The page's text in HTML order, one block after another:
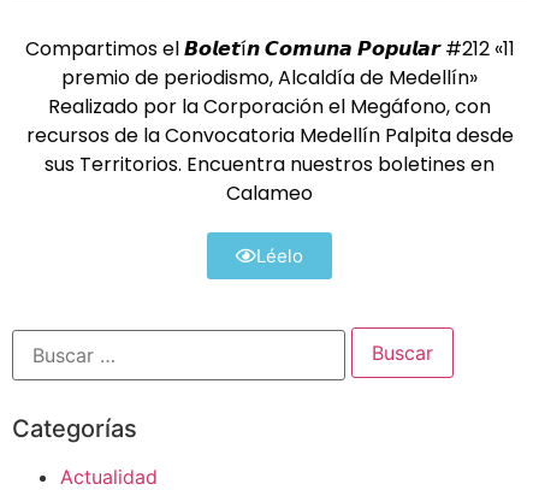
Compartimos el 𝘽𝙤𝙡𝙚𝙩í𝙣 𝘾𝙤𝙢𝙪𝙣𝙖 𝙋𝙤𝙥𝙪𝙡𝙖𝙧 #212 «11
premio de periodismo, Alcaldía de Medellín»
Realizado por la Corporación el Megáfono, con
recursos de la Convocatoria Medellín Palpita desde
sus Territorios. Encuentra nuestros boletines en
Calameo
Léelo
Categorías
Actualidad